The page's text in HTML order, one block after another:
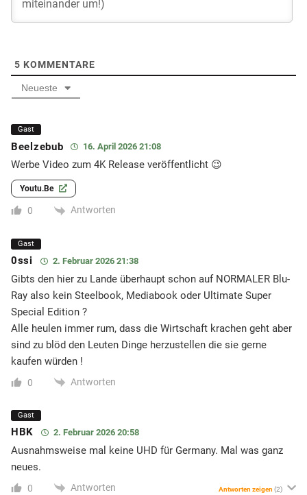
5 KOMMENTARE
Neueste
Gast
Beelzebub 16. April 2026 21:08
Werbe Video zum 4K Release veröffentlicht 😉
Youtu.be
0 Antworten
Gast
0ssi 2. Februar 2026 21:38
Gibts den hier zu Lande überhaupt schon auf NORMALER Blu-
Ray also kein Steelbook, Mediabook oder Ultimate Super
Special Edition ?
Alle heulen immer rum, dass die Wirtschaft krachen geht aber
sind zu blöd den Leuten Dinge herzustellen die sie gerne
kaufen würden !
0 Antworten
Gast
HBK 2. Februar 2026 20:58
Ausnahmsweise mal keine UHD für Germany. Mal was ganz
neues.
0 Antworten Antworten zeigen (2)